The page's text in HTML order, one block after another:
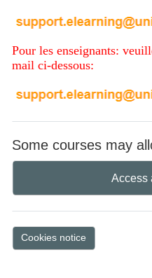
Pour les enseignants:
mail ci-dessous:
Some courses may
Access
Cookies notice